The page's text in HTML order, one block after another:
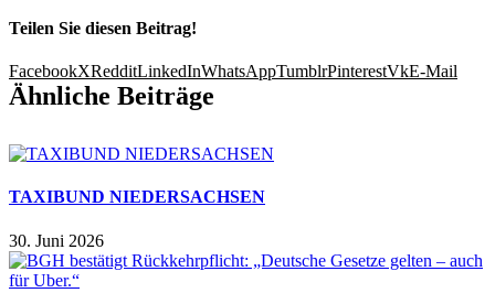
Teilen Sie diesen Beitrag!
FacebookXRedditLinkedInWhatsAppTumblrPinterestVkE-Mail
Ähnliche Beiträge
TAXIBUND NIEDERSACHSEN
30. Juni 2026